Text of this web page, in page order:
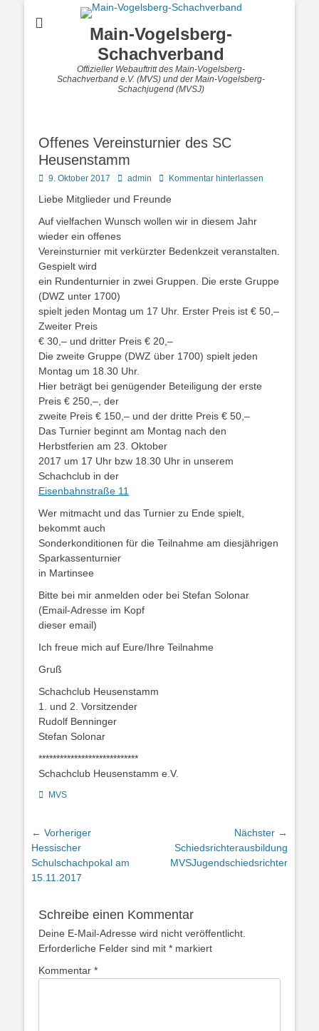
Main-Vogelsberg-
Schachverband
Offizieller Webauftritt des Main-Vogelsberg-
Schachverband e.V. (MVS) und der Main-Vogelsberg-
Schachjugend (MVSJ)
Offenes Vereinsturnier des SC
Heusenstamm
Posted
9. Oktober 2017 Autoradmin Kommentar hinterlassen
Liebe Mitglieder und Freunde
Auf vielfachen Wunsch wollen wir in diesem Jahr
wieder ein offenes
Vereinsturnier mit verkürzter Bedenkzeit veranstalten.
Gespielt wird
ein Rundenturnier in zwei Gruppen. Die erste Gruppe
(DWZ unter 1700)
spielt jeden Montag um 17 Uhr. Erster Preis ist € 50,–
Zweiter Preis
€ 30,– und dritter Preis € 20,–
Die zweite Gruppe (DWZ über 1700) spielt jeden
Montag um 18.30 Uhr.
Hier beträgt bei genügender Beteiligung der erste
Preis € 250,–, der
zweite Preis € 150,– und der dritte Preis € 50,–
Das Turnier beginnt am Montag nach den
Herbstferien am 23. Oktober
2017 um 17 Uhr bzw 18.30 Uhr in unserem
Schachclub in der
Eisenbahnstraße 11
Wer mitmacht und das Turnier zu Ende spielt,
bekommt auch
Sonderkonditionen für die Teilnahme am diesjährigen
Sparkassenturnier
in Martinsee
Bitte bei mir anmelden oder bei Stefan Solonar
(Email-Adresse im Kopf
dieser email)
Ich freue mich auf Eure/Ihre Teilnahme
Gruß
Schachclub Heusenstamm
1. und 2. Vorsitzender
Rudolf Benninger
Stefan Solonar
****************************
Schachclub Heusenstamm e.V.
Kategorien
MVS
Beitragsnavigation
← Vorheriger
Vorheriger
Beitrag:
Hessischer
Schulschachpokal am
15.11.2017
Nächster →
Nächster
Beitrag:
Schiedsrichterausbildung
MVSJugendschiedsrichter
Schreibe einen Kommentar
Deine E-Mail-Adresse wird nicht veröffentlicht.
Erforderliche Felder sind mit * markiert
Kommentar *